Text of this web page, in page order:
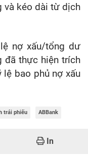
và kéo dài từ dịch
nợ xấu/tổng dư
đã thực hiện trích
bao phủ nợ xấu
trái phiếu ABBank
In